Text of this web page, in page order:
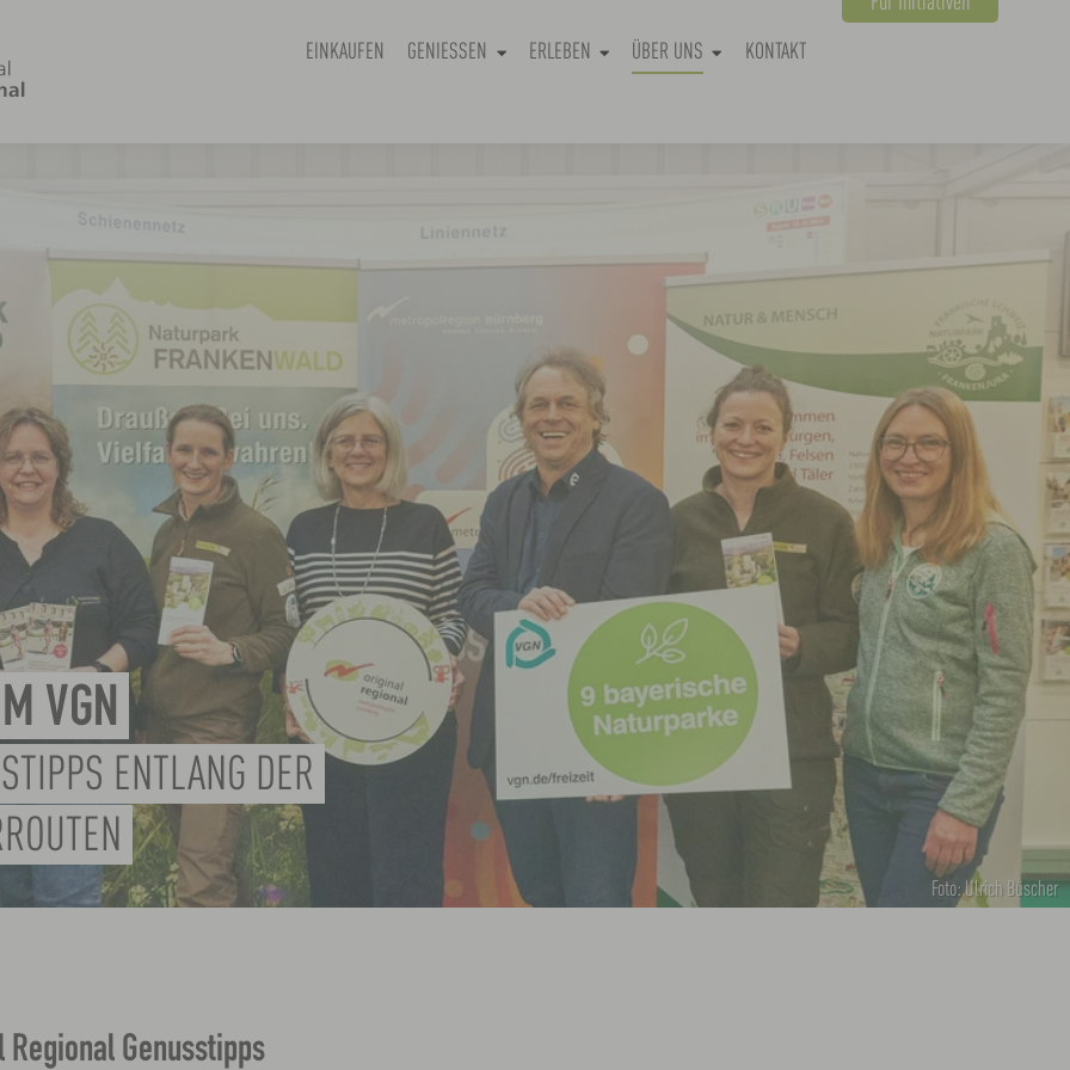
EINKAUFEN GENIESSEN ERLEBEN ÜBER UNS KONTAKT
VGN
ENTLANG DER
Foto: Ulrich Büscher
Genusstipps